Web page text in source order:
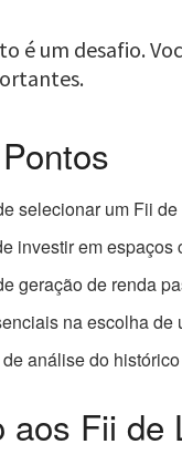
é um desafio.
selecionar um Fii
investir em
geração de renda
na escolha
análise do
aos Fii de